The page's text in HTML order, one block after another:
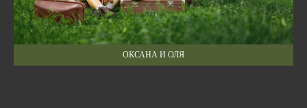
ОКСАНА И ОЛЯ